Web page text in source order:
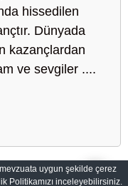
hissedilen
Dünyada
kazançlardan
ve sevgiler ....
Gizlilik Politikası
uygun şekilde çerez
Politikamızı inceleyebilirsiniz.